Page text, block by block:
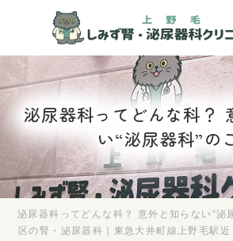
泌尿器科ってどんな科？
い“泌尿器科”の
泌尿器科ってどんな科？ 意外と知らない“泌
区の腎・泌尿器科｜東急大井町線上野毛駅近